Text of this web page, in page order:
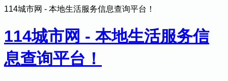
114城市网 - 本地生活服务信息查询平台！
114城市网 - 本地生活服务信
息查询平台！